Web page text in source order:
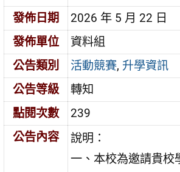
發佈日期
2026 年 5 月 22 日
發佈單位
資料組
公告類別
活動競賽, 升學資訊
公告等級
轉知
點閱次數
239
公告內容
說明：
一、本校為邀請貴校